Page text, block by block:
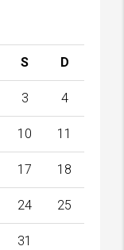
S D
3 4
10 11
17 18
24 25
31